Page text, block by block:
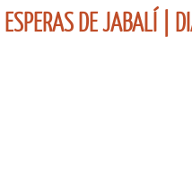
ESPERAS DE JABALÍ |